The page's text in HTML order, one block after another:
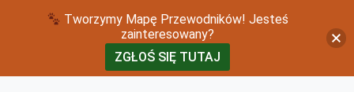
Tworzymy Mapę Przewodników! Jesteś
zainteresowany?
ZGŁOŚ SIĘ TUTAJ